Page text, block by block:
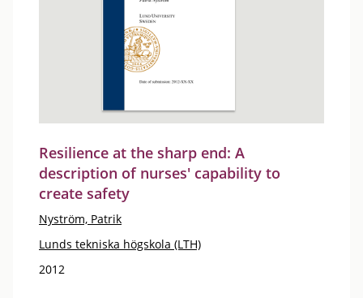
Resilience at the sharp end: A
description of nurses' capability to
create safety
Nyström, Patrik
Lunds tekniska högskola (LTH)
2012